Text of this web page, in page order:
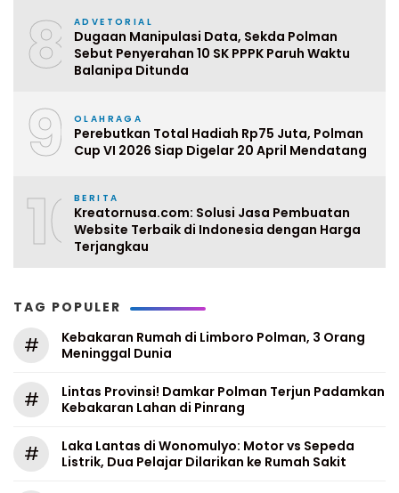
8 ADVETORIAL
Dugaan Manipulasi Data, Sekda Polman
Sebut Penyerahan 10 SK PPPK Paruh Waktu
Balanipa Ditunda
9 OLAHRAGA
Perebutkan Total Hadiah Rp75 Juta, Polman
Cup VI 2026 Siap Digelar 20 April Mendatang
10BERITA
Kreatornusa.com: Solusi Jasa Pembuatan
Website Terbaik di Indonesia dengan Harga
Terjangkau
TAG POPULER
#
Kebakaran Rumah di Limboro Polman, 3 Orang
Meninggal Dunia
#
Lintas Provinsi! Damkar Polman Terjun Padamkan
Kebakaran Lahan di Pinrang
#
Laka Lantas di Wonomulyo: Motor vs Sepeda
Listrik, Dua Pelajar Dilarikan ke Rumah Sakit